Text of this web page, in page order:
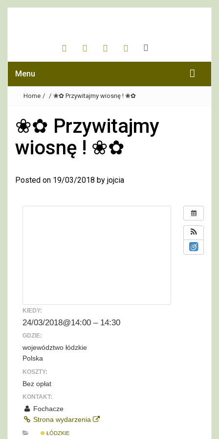
Menu
Home / / ❀✿ Przywitajmy wiosnę ! ❀✿
❀✿ Przywitajmy
wiosnę ! ❀✿
Posted on 19/03/2018 by jojcia
KIEDY:
24/03/2018@14:00 – 14:30
GDZIE:
województwo łódzkie
Polska
KOSZTY:
Bez opłat
KONTAKT:
Fochacze
Strona wydarzenia
ŁÓDZKIE